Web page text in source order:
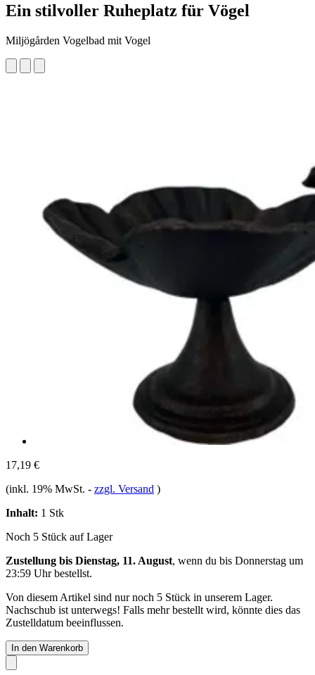
Ein stilvoller Ruheplatz für Vögel
Miljögården Vogelbad mit Vogel
17,19 €
(inkl. 19% MwSt. - zzgl. Versand )
Inhalt: 1 Stk
Noch 5 Stück auf Lager
Zustellung bis Dienstag, 11. August, wenn du bis Donnerstag um
23:59 Uhrbestellst.
Von diesem Artikel sind nur noch 5 Stück in unserem Lager.
Nachschub ist unterwegs! Falls mehr bestellt wird, könnte dies das
Zustelldatum beeinflussen.
In den Warenkorb